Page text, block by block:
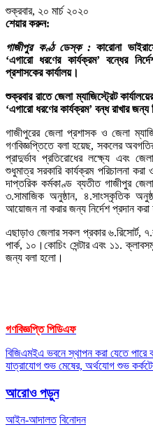
শুক্রবার, ২০ মার্চ ২০২০
শেয়ার করুন:
গাজীপুর কণ্ঠ ডেস্ক :কারোনা
‘এগারো ধরণের কার্যক্রম’ বন্ধের
প্রশাসকের কার্যালয়।
শুক্রবার রাতে জেলা ম্যাজিস্ট্রেট
‘এগারো ধরণের কার্যক্রম’ বন্ধ রাখার জন্য
গাজীপুরের জেলা প্রশাসক ও জেলা
গণবিজ্ঞপ্তিতে বলা হয়েছ, সকলের
প্রাদুর্ভাব প্রতিরোধের লক্ষ্যে এবং
শুধুমাত্র সরকারি কার্যক্রম পরিচালনা
দাপ্তরিক কর্মকাণ্ড ব্যতীত গাজীপুর
৩.সামাজিক অনুষ্ঠান, ৪.সাংস্কৃতিক
আয়োজন না করার জন্য নির্দেশ প্রদান
এছাড়াও জেলার সকল প্রকার ৬.রিসোর্ট,
পার্ক, ১০।কোচিং সেন্টার এবং ১১.
জন্য বলা হলো।
গণবিজ্ঞপ্তি পিডিএফ
Post
navigation
বিজিএমইএ ভবনে স্থাপন করা যেতে পারে
যাত্রাযোগ শুভ মেষের, অর্থযোগ শুভ
আরোও পড়ুন
আইন-আদালত বিনোদন